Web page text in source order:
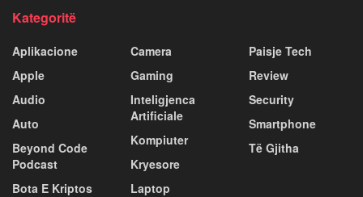
Kategoritë
Aplikacione
Apple
Audio
Auto
Beyond Code
Podcast
Bota E Kriptos
Camera
Gaming
Inteligjenca
Artificiale
Kompiuter
Kryesore
Laptop
Paisje Tech
Review
Security
Smartphone
Të Gjitha